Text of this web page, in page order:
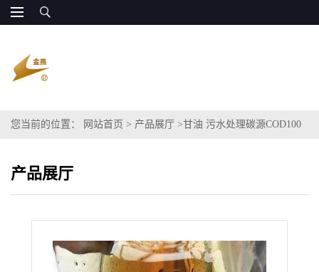
您当前的位置： 网站首页 > 产品展厅 >甘油 污水处理碳源COD100
产品展厅